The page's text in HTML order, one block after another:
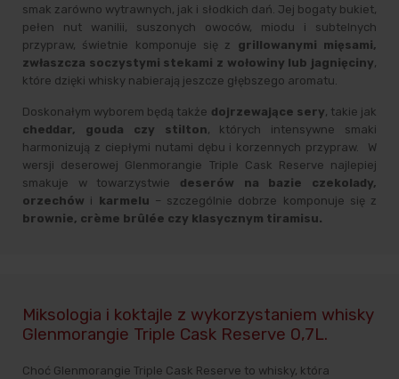
smak zarówno wytrawnych, jak i słodkich dań. Jej bogaty bukiet,
pełen nut wanilii, suszonych owoców, miodu i subtelnych
przypraw, świetnie komponuje się z grillowanymi mięsami,
zwłaszcza soczystymi stekami z wołowiny lub jagnięciny,
które dzięki whisky nabierają jeszcze głębszego aromatu.
Doskonałym wyborem będą także dojrzewające sery, takie jak
cheddar, gouda czy stilton, których intensywne smaki
harmonizują z ciepłymi nutami dębu i korzennych przypraw. W
wersji deserowej Glenmorangie Triple Cask Reserve najlepiej
smakuje w towarzystwie deserów na bazie czekolady,
orzechów i karmelu – szczególnie dobrze komponuje się z
brownie, crème brûlée czy klasycznym tiramisu.
Miksologia i koktajle z wykorzystaniem whisky
Glenmorangie Triple Cask Reserve 0,7L.
Choć Glenmorangie Triple Cask Reserve to whisky, która